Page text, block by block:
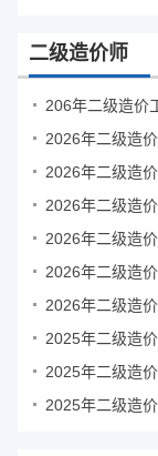
二级造价师
206年二级造价
2026年二级造
2026年二级造
2026年二级造
2026年二级造
2026年二级造
2026年二级造
2025年二级造
2025年二级造